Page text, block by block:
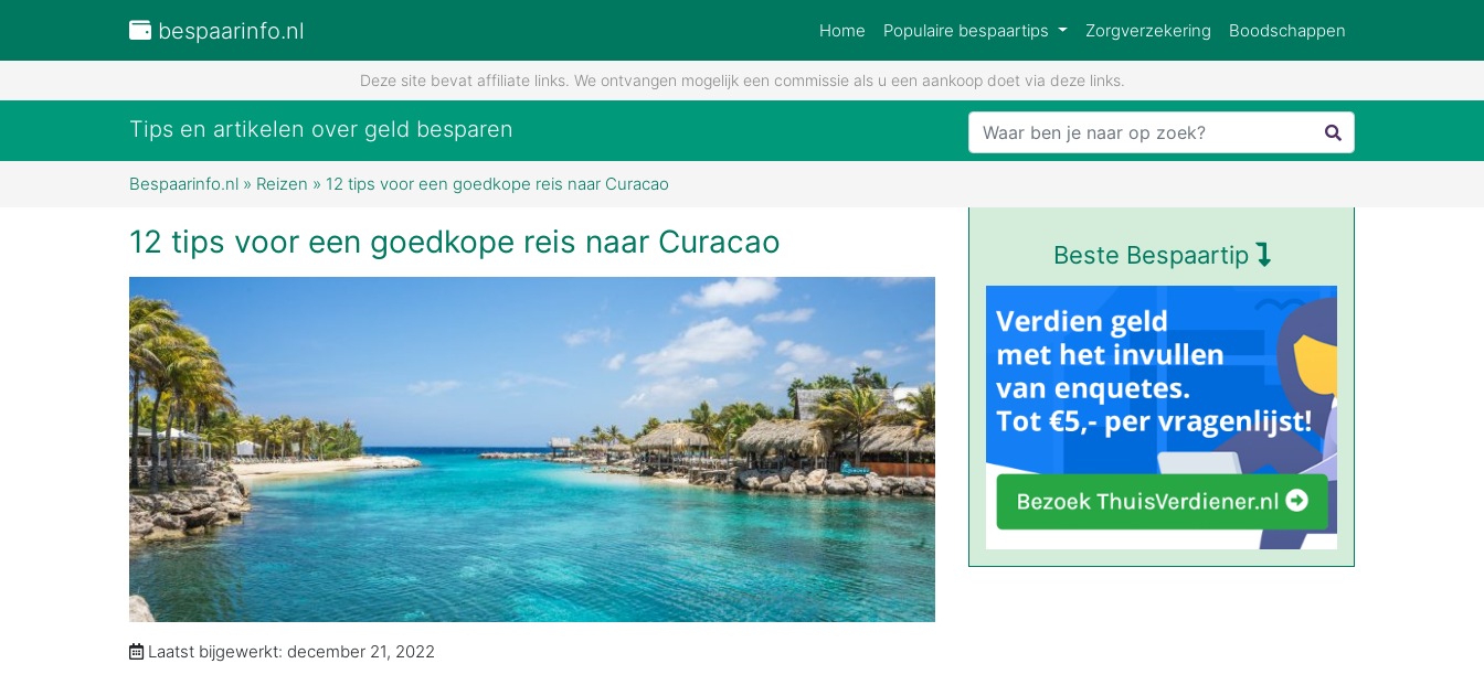
bespaarinfo.nl Home Populaire bespaartips Zorgverzekering Boodschappen
Deze site bevat affiliate links. We ontvangen mogelijk een commissie als u een aankoop doet via deze links.
Tips en artikelen over geld besparen
Bespaarinfo.nl » Reizen » 12 tips voor een goedkope reis naar Curacao
12 tips voor een goedkope reis naar Curacao
Laatst bijgewerkt: december 21, 2022
Beste Bespaartip